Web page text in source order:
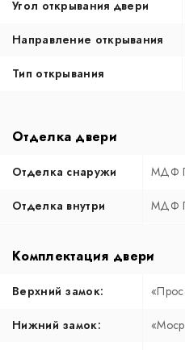
Угол открывания двери
Направление открывания
Тип открывания
Отделка двери
Отделка снаружи МДФ
Отделка внутри МДФ
Комплектация двери
Верхний замок:
Нижний замок: